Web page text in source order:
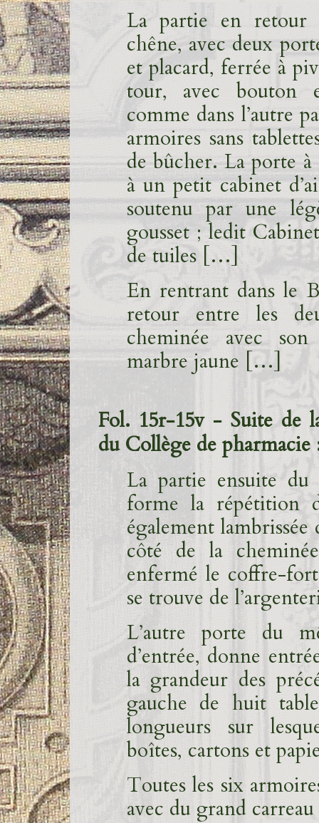
La partie en retour
chêne, avec deux
et placard, ferrée à
tour, avec bouton
comme dans l’autre
armoires sans
de bûcher. La porte
à un petit cabinet
soutenu par une
gousset ; ledit
de tuiles […]
En rentrant dans le
retour entre les
cheminée avec
marbre jaune […]
Fol. 15r-15v - Suite de
du Collège de pharmacie
La partie ensuite
forme la répétition
également
côté de la
enfermé le coffre-
se trouve de
L’autre porte du
d’entrée, donne
la grandeur des
gauche de huit
longueurs sur
boîtes, cartons et
Toutes les six
avec du grand